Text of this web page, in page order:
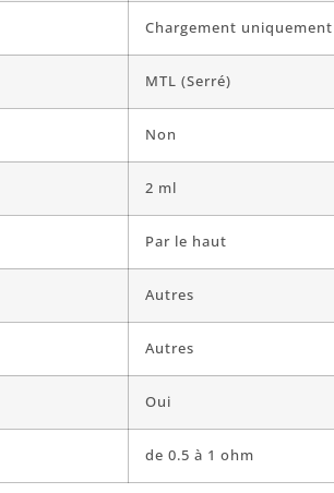
Chargement uniquement
MTL (Serré)
Non
2 ml
Par le haut
Autres
Autres
Oui
de 0.5 à 1 ohm